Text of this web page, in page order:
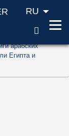
доступа
'2')
'3')
RU
арабских
Египта и